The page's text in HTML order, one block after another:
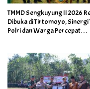
TMMD Sengkuyung II 2026
Dibuka di Tirtomoyo, Sinergi
Polri dan Warga Percepat